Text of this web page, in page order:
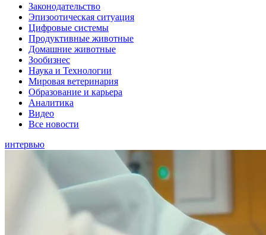
Законодательство
Эпизоотическая ситуация
Цифровые системы
Продуктивные животные
Домашние животные
Зообизнес
Наука и Технологии
Мировая ветеринария
Образование и карьера
Аналитика
Видео
Все новости
интервью